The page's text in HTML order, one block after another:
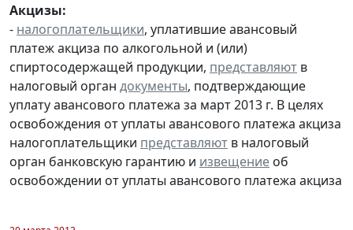
Акцизы:
- налогоплательщики, уплатившие авансовый
платеж акциза по алкогольной и (или)
спиртосодержащей продукции, представляют в
налоговый орган документы, подтверждающие
уплату авансового платежа за март 2013 г. В целях
освобождения от уплаты авансового платежа акциза
налогоплательщики представляют в налоговый
орган банковскую гарантию и извещение об
освобождении от уплаты авансового платежа акциза